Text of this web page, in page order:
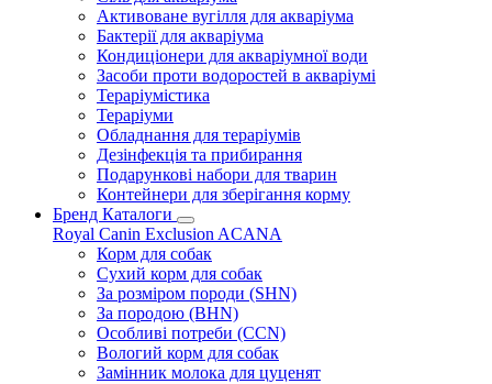
Активоване вугілля для акваріума
Бактерії для акваріума
Кондиціонери для акваріумної води
Засоби проти водоростей в акваріумі
Тераріумістика
Тераріуми
Обладнання для тераріумів
Дезінфекція та прибирання
Подарункові набори для тварин
Контейнери для зберігання корму
Бренд Каталоги
Royal Canin Exclusion ACANA
Корм для собак
Сухий корм для собак
За розміром породи (SHN)
За породою (BHN)
Особливі потреби (CCN)
Вологий корм для собак
Замінник молока для цуценят